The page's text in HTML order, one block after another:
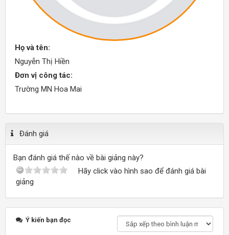
Họ và tên:
Nguyễn Thị Hiền
Đơn vị công tác:
Trường MN Hoa Mai
Đánh giá
Bạn đánh giá thế nào về bài giảng này?
Hãy click vào hình sao để đánh giá bài
giảng
Ý kiến bạn đọc